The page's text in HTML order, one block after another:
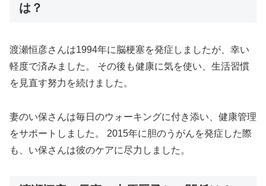
は？
渡瀬恒彦さんは1994年に脳梗塞を発症しましたが、幸い
軽度で済みました。 その後も健康に気を使い、生活習慣
を見直す努力を続けました。
妻のい保さんは毎日のウォーキングに付き添い、健康管理
をサポートしました。 2015年に胆のうがんを発症した際
も、い保さんは彼のケアに尽力しました。